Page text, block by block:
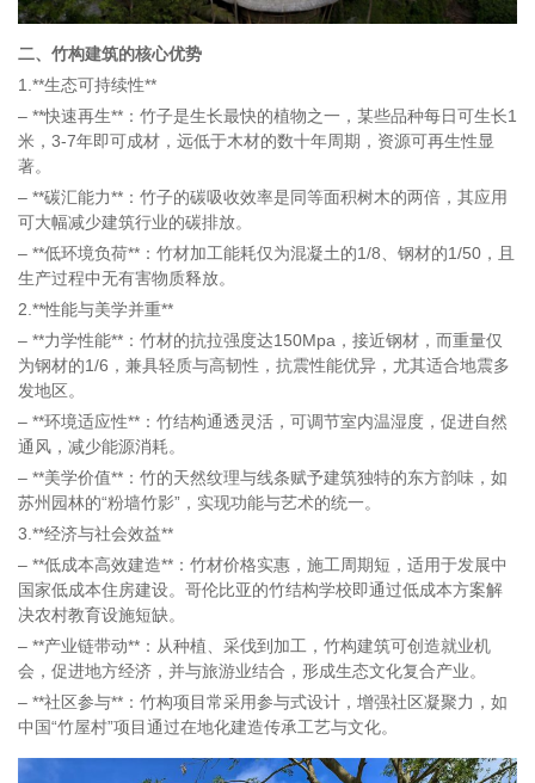
二、竹构建筑的核心优势
1.**生态可持续性**
– **快速再生**：竹子是生长最快的植物之一，某些品种每日可生长1
米，3-7年即可成材，远低于木材的数十年周期，资源可再生性显
著。
– **碳汇能力**：竹子的碳吸收效率是同等面积树木的两倍，其应用
可大幅减少建筑行业的碳排放。
– **低环境负荷**：竹材加工能耗仅为混凝土的1/8、钢材的1/50，且
生产过程中无有害物质释放。
2.**性能与美学并重**
– **力学性能**：竹材的抗拉强度达150Mpa，接近钢材，而重量仅
为钢材的1/6，兼具轻质与高韧性，抗震性能优异，尤其适合地震多
发地区。
– **环境适应性**：竹结构通透灵活，可调节室内温湿度，促进自然
通风，减少能源消耗。
– **美学价值**：竹的天然纹理与线条赋予建筑独特的东方韵味，如
苏州园林的“粉墙竹影”，实现功能与艺术的统一。
3.**经济与社会效益**
– **低成本高效建造**：竹材价格实惠，施工周期短，适用于发展中
国家低成本住房建设。哥伦比亚的竹结构学校即通过低成本方案解
决农村教育设施短缺。
– **产业链带动**：从种植、采伐到加工，竹构建筑可创造就业机
会，促进地方经济，并与旅游业结合，形成生态文化复合产业。
– **社区参与**：竹构项目常采用参与式设计，增强社区凝聚力，如
中国“竹屋村”项目通过在地化建造传承工艺与文化。